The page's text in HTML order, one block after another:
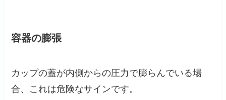
容器の膨張
カップの蓋が内側からの圧力で膨らんでいる場
合、これは危険なサインです。